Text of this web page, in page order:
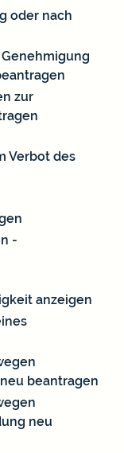
oder nach
zur
Verbot des
-
anzeigen
beantragen
neu